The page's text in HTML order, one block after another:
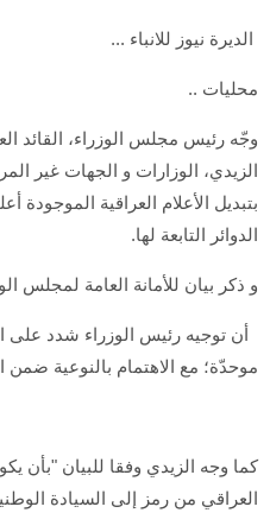
الديرة نيوز للانباء ...
محليات ..
وجّه رئيس مجلس الوزراء، القائد
الزيدي، الوزارات و الجهات غير
بتبديل الأعلام العراقية
الدوائر التابعة لها.
و ذكر بيان للأمانة العامة لمجلس
أن توجيه رئيس الوزراء شدد على
موحدّة؛ مع الاهتمام بالنوعية
كما وجه الزيدي وفقا للبيان "بأن
العراقي من رمز إلى السيادة